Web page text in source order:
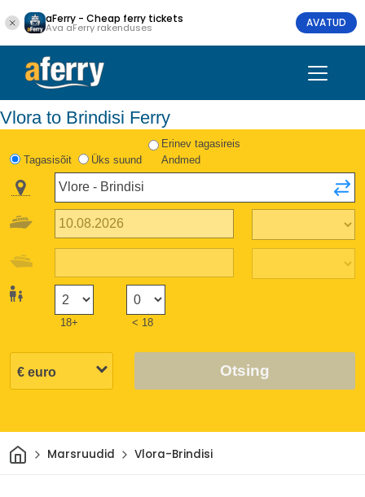
aFerry - Cheap ferry tickets
Ava aFerry rakenduses AVATUD
Vlora to Brindisi Ferry
Tagasisõit Üks suund
Erinev tagasireis
Andmed
18+ < 18
Otsing
Avaleht
Marsruudid Vlora-Brindisi